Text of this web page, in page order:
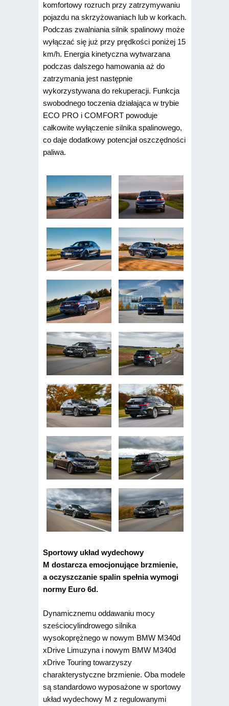
komfortowy rozruch przy zatrzymywaniu
pojazdu na skrzyżowaniach lub w korkach.
Podczas zwalniania silnik spalinowy może
wyłączać się już przy prędkości poniżej 15
km/h. Energia kinetyczna wytwarzana
podczas dalszego hamowania aż do
zatrzymania jest następnie
wykorzystywana do rekuperacji. Funkcja
swobodnego toczenia działająca w trybie
ECO PRO i COMFORT powoduje
całkowite wyłączenie silnika spalinowego,
co daje dodatkowy potencjał oszczędności
paliwa.
Sportowy układ wydechowy
M dostarcza emocjonujące brzmienie,
a oczyszczanie spalin spełnia wymogi
normy Euro 6d.
Dynamicznemu oddawaniu mocy
sześciocylindrowego silnika
wysokoprężnego w nowym BMW M340d
xDrive Limuzyna i nowym BMW M340d
xDrive Touring towarzyszy
charakterystyczne brzmienie. Oba modele
są standardowo wyposażone w sportowy
układ wydechowy M z regulowanymi